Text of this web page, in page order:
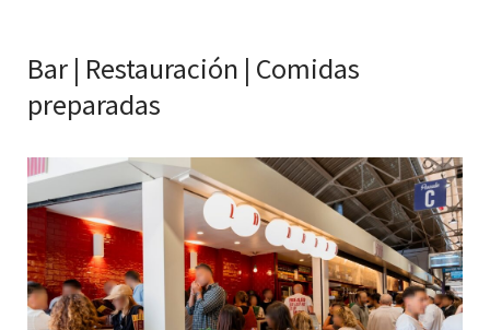
Bar | Restauración | Comidas
preparadas